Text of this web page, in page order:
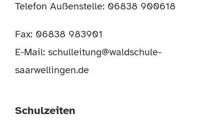
Telefon Außenstelle: 06838 900618
Fax: 06838 983901
E-Mail: schulleitung@waldschule-
saarwellingen.de
Schulzeiten